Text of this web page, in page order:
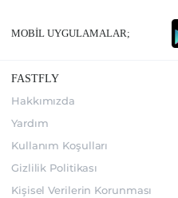
MOBİL UYGULAMALAR;
FASTFLY
Hakkımızda
Yardım
Kullanım Koşulları
Gizlilik Politikası
Kişisel Verilerin Korunması